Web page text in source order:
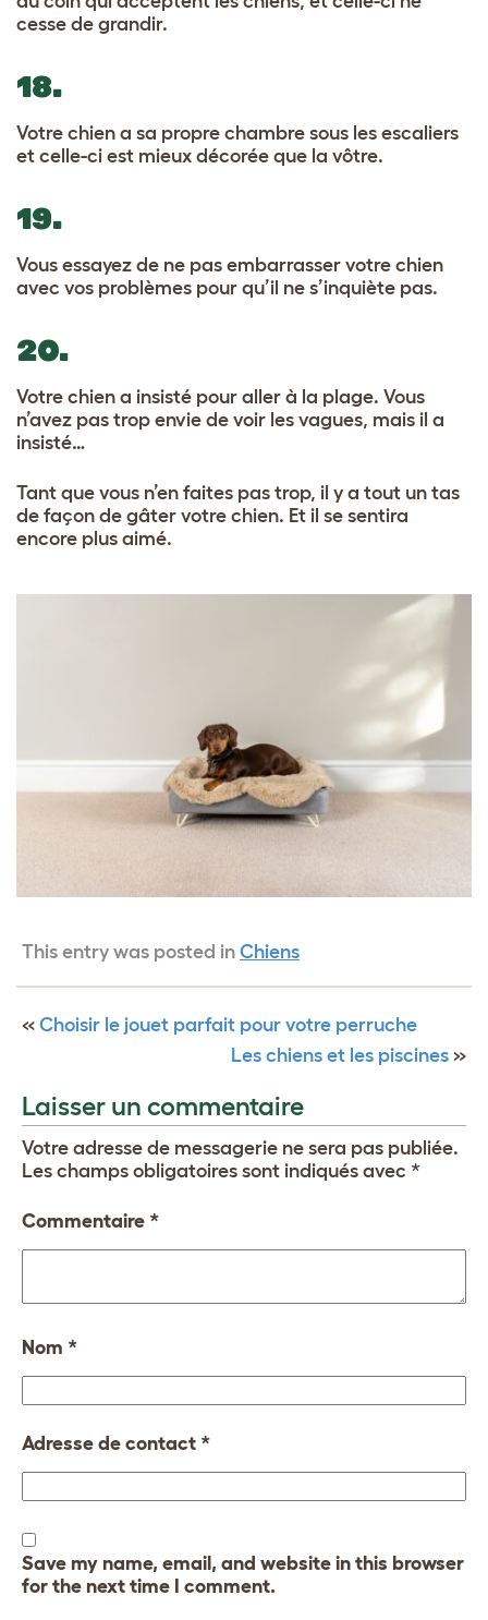
cesse de grandir.
18.
Votre chien a sa propre chambre sous les escaliers
et celle-ci est mieux décorée que la vôtre.
19.
Vous essayez de ne pas embarrasser votre chien
avec vos problèmes pour qu’il ne s’inquiète pas.
20.
Votre chien a insisté pour aller à la plage. Vous
n’avez pas trop envie de voir les vagues, mais il a
insisté…
Tant que vous n’en faites pas trop, il y a tout un tas
de façon de gâter votre chien. Et il se sentira
encore plus aimé.
This entry was posted in Chiens
« Choisir le jouet parfait pour votre perruche
Les chiens et les piscines »
Laisser un commentaire
Votre adresse de messagerie ne sera pas publiée.
Les champs obligatoires sont indiqués avec *
Commentaire *
Nom *
Adresse de contact *
Save my name, email, and website in this browser
for the next time I comment.